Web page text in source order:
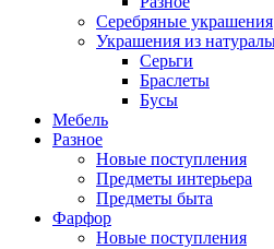
Серебряные украшения
Украшения из
Серьги
Браслеты
Бусы
Мебель
Разное
Новые поступления
Предметы интерьера
Предметы быта
Фарфор
Новые поступления